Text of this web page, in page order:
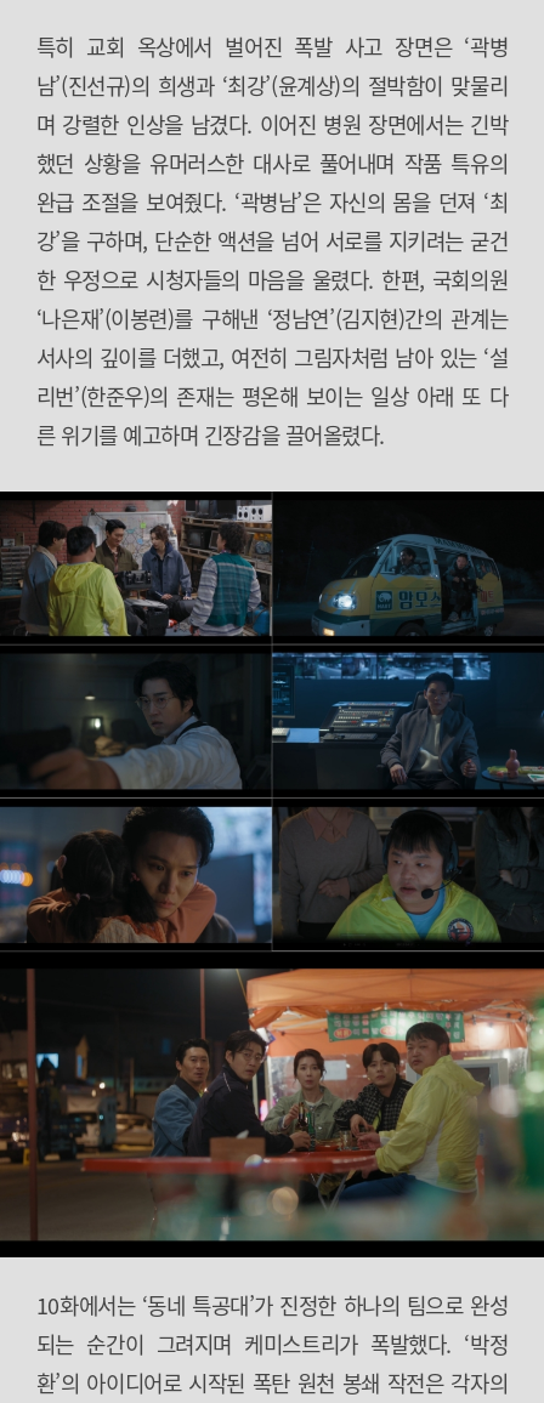
특히 교회 옥상에서 벌어진 폭발 사고 장면은 ‘곽병
남’(진선규)의 희생과 ‘최강’(윤계상)의 절박함이 맞물리
며 강렬한 인상을 남겼다. 이어진 병원 장면에서는 긴박
했던 상황을 유머러스한 대사로 풀어내며 작품 특유의
완급 조절을 보여줬다. ‘곽병남’은 자신의 몸을 던져 ‘최
강’을 구하며, 단순한 액션을 넘어 서로를 지키려는 굳건
한 우정으로 시청자들의 마음을 울렸다. 한편, 국회의원
‘나은재’(이봉련)를 구해낸 ‘정남연’(김지현)간의 관계는
서사의 깊이를 더했고, 여전히 그림자처럼 남아 있는 ‘설
리번’(한준우)의 존재는 평온해 보이는 일상 아래 또 다
른 위기를 예고하며 긴장감을 끌어올렸다.
10화에서는 ‘동네 특공대’가 진정한 하나의 팀으로 완성
되는 순간이 그려지며 케미스트리가 폭발했다. ‘박정
환’의 아이디어로 시작된 폭탄 원천 봉쇄 작전은 각자의